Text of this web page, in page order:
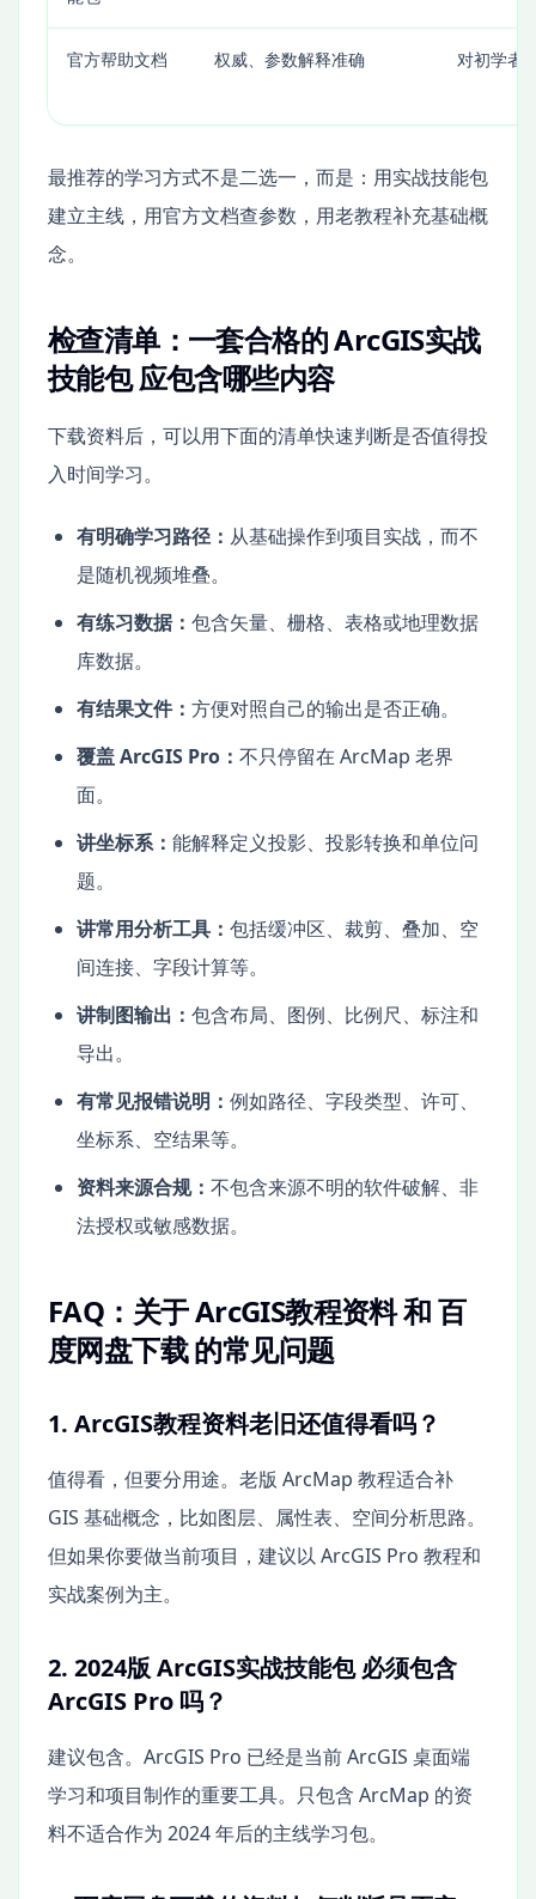
官方帮助文档 权威、参数解释准确 对初学者
最推荐的学习方式不是二选一，而是：用实战技能包
建立主线，用官方文档查参数，用老教程补充基础概
念。
检查清单：一套合格的 ArcGIS实战
技能包 应包含哪些内容
下载资料后，可以用下面的清单快速判断是否值得投
入时间学习。
有明确学习路径： 从基础操作到项目实战，而不
是随机视频堆叠。
有练习数据： 包含矢量、栅格、表格或地理数据
库数据。
有结果文件： 方便对照自己的输出是否正确。
覆盖 ArcGIS Pro： 不只停留在 ArcMap 老界
面。
讲坐标系： 能解释定义投影、投影转换和单位问
题。
讲常用分析工具： 包括缓冲区、裁剪、叠加、空
间连接、字段计算等。
讲制图输出： 包含布局、图例、比例尺、标注和
导出。
有常见报错说明： 例如路径、字段类型、许可、
坐标系、空结果等。
资料来源合规： 不包含来源不明的软件破解、非
法授权或敏感数据。
FAQ：关于 ArcGIS教程资料 和 百
度网盘下载 的常见问题
1. ArcGIS教程资料老旧还值得看吗？
值得看，但要分用途。老版 ArcMap 教程适合补
GIS 基础概念，比如图层、属性表、空间分析思路。
但如果你要做当前项目，建议以 ArcGIS Pro 教程和
实战案例为主。
2. 2024版 ArcGIS实战技能包 必须包含
ArcGIS Pro 吗？
建议包含。ArcGIS Pro 已经是当前 ArcGIS 桌面端
学习和项目制作的重要工具。只包含 ArcMap 的资
料不适合作为 2024 年后的主线学习包。